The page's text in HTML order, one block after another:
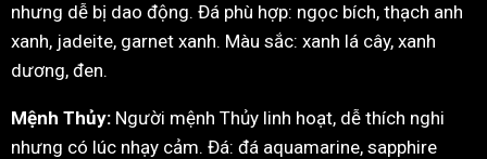
nhưng dễ bị dao động. Đá phù hợp: ngọc bích, thạch anh
xanh, jadeite, garnet xanh. Màu sắc: xanh lá cây, xanh
dương, đen.
Mệnh Thủy: Người mệnh Thủy linh hoạt, dễ thích nghi
nhưng có lúc nhạy cảm. Đá: đá aquamarine, sapphire